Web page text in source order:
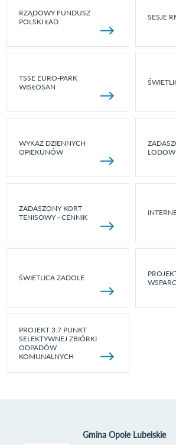
RZĄDOWY FUNDUSZ
POLSKI ŁAD
SESJE
TSSE EURO-PARK
WISŁOSAN
WYKAZ DZIENNYCH
OPIEKUNÓW
ZADASZONY KORT
TENISOWY - CENNIK
ŚWIETLICA ZADOLE
PROJEKT 3.7 PUNKT
SELEKTYWNEJ ZBIÓRKI
ODPADÓW
KOMUNALNYCH
Gmina Opole Lubelskie